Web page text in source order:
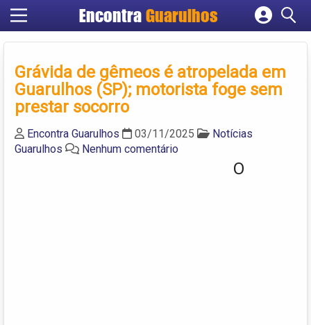
Encontra Guarulhos
Cadastrar empresa
Criar conta
Grávida de gêmeos é atropelada em
Guarulhos (SP); motorista foge sem
prestar socorro
Encontra Guarulhos 03/11/2025
Notícias
Guarulhos
Nenhum comentário
O